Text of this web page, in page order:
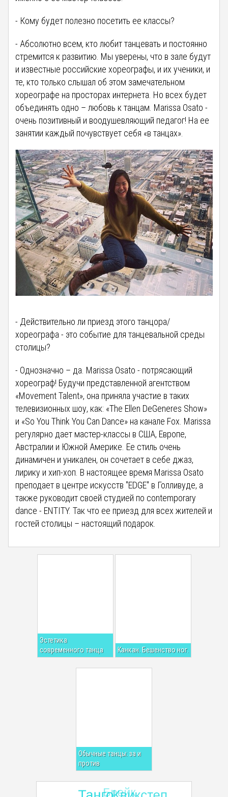
- Кому будет полезно посетить ее классы?
- Абсолютно всем, кто любит танцевать и постоянно
стремится к развитию. Мы уверены, что в зале будут
и известные российские хореографы, и их ученики, и
те, кто только слышал об этом замечательном
хореографе на просторах интернета. Но всех будет
объединять одно – любовь к танцам. Marissa Osato -
очень позитивный и воодушевляющий педагог! На ее
занятии каждый почувствует себя «в танцах».
- Действительно ли приезд этого танцора/
хореографа - это событие для танцевальной среды
столицы?
- Однозначно – да. Marissa Osato - потрясающий
хореограф! Будучи представленной агентством
«Movement Talent», она приняла участие в таких
телевизионных шоу, как: «The Ellen DeGeneres Show»
и «So You Think You Can Dance» на канале Fox. Marissa
регулярно дает мастер-классы в США, Европе,
Австралии и Южной Америке. Ее стиль очень
динамичен и уникален, он сочетает в себе джаз,
лирику и хип-хоп. В настоящее время Marissa Osato
преподает в центре искусств "EDGE" в Голливуде, а
также руководит своей студией по contemporary
dance - ENTITY. Так что ее приезд для всех жителей и
гостей столицы – настоящий подарок.
Эстетика
современного танца
Канкан. Бешенство ног.
Обычные танцы: за и
против